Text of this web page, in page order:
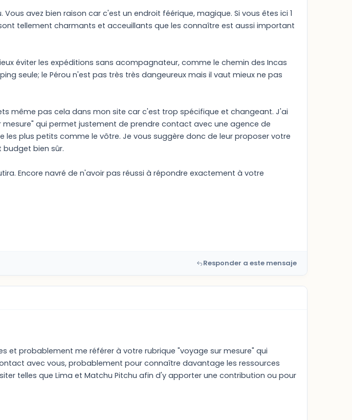
avez bien raison car c'est un endroit féérique, magique. Si vous êtes ici 1
tellement charmants et acceuillants que les connaître est aussi important
éviter les expéditions sans acompagnateur, comme le chemin des Incas
seule; le Pérou n'est pas très très dangeureux mais il vaut mieux ne pas
même pas cela dans mon site car c'est trop spécifique et changeant. J'ai
mesure" qui permet justement de prendre contact avec une agence de
les plus petits comme le vôtre. Je vous suggère donc de leur proposer votre
bien sûr.
Encore navré de n'avoir pas réussi à répondre exactement à votre
Responder a este mensaje
et probablement me référer à votre rubrique "voyage sur mesure" qui
avec vous, probablement pour connaître davantage les ressources
telles que Lima et Matchu Pitchu afin d'y apporter une contribution ou pour